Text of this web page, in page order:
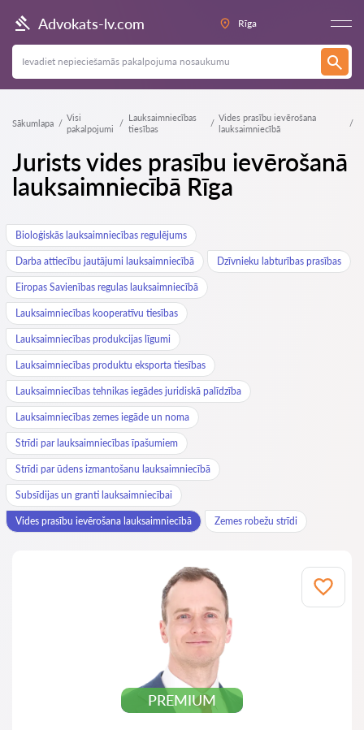
Advokats-lv.com Rīga
Sākumlapa
Visi
pakalpojumi
Lauksaimniecības
tiesības
Vides prasību ievērošana
lauksaimniecībā
Jurists vides prasību ievērošanā
lauksaimniecībā Rīga
Bioloģiskās lauksaimniecības regulējums
Darba attiecību jautājumi lauksaimniecībā Dzīvnieku labturības prasības
Eiropas Savienības regulas lauksaimniecībā
Lauksaimniecības kooperatīvu tiesības
Lauksaimniecības produkcijas līgumi
Lauksaimniecības produktu eksporta tiesības
Lauksaimniecības tehnikas iegādes juridiskā palīdzība
Lauksaimniecības zemes iegāde un noma
Strīdi par lauksaimniecības īpašumiem
Strīdi par ūdens izmantošanu lauksaimniecībā
Subsīdijas un granti lauksaimniecībai
Vides prasību ievērošana lauksaimniecībā Zemes robežu strīdi
PREMIUM